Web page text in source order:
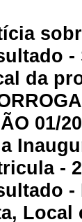
-
da
01/
-
-
Local